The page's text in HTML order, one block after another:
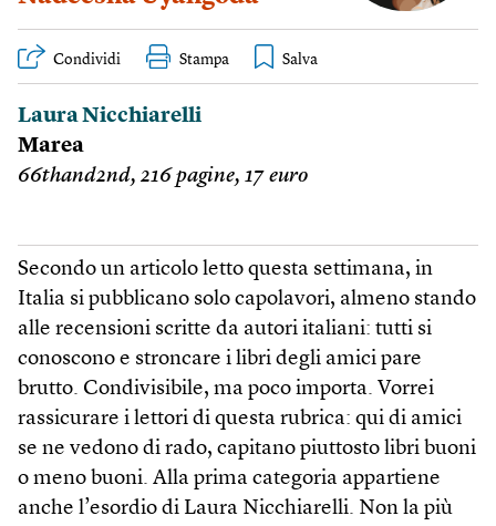
Condividi Stampa
Laura Nicchiarelli
Marea
66thand2nd, 216 pagine, 17 euro
Secondo un articolo letto questa settimana, in
Italia si pubblicano solo capolavori, almeno stando
alle recensioni scritte da autori italiani: tutti si
conoscono e stroncare i libri degli amici pare
brutto. Condivisibile, ma poco importa. Vorrei
rassicurare i lettori di questa rubrica: qui di amici
se ne vedono di rado, capitano piuttosto libri buoni
o meno buoni. Alla prima categoria appartiene
anche l’esordio di Laura Nicchiarelli. Non la più